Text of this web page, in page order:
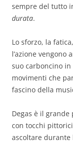
sempre del tutto
durata.
Lo sforzo, la
l’azione
suo carboncino
movimenti che
fascino della
Degas è il
con tocchi
ascoltare durante